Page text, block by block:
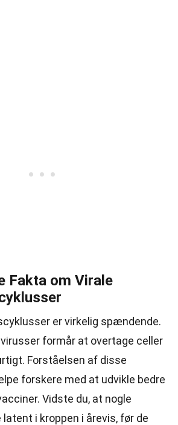
Fakta om Virale
er virkelig spændende.
virusser formår at overtage celler
Forståelsen af disse
forskere med at udvikle bedre
Vidste du, at nogle
i kroppen i årevis, før de